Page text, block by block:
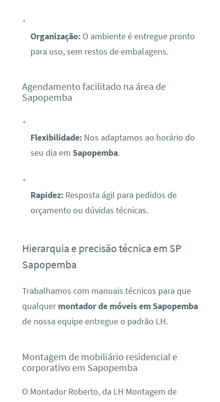
Organização:O ambiente é entregue pronto
para uso, sem restos de embalagens.
Agendamento facilitado na área de
Sapopemba
Flexibilidade:Nos adaptamos ao horário do
seu dia em Sapopemba.
Rapidez:Resposta ágil para pedidos de
orçamento ou dúvidas técnicas.
Hierarquia e precisão técnica em SP
Sapopemba
Trabalhamos com manuais técnicos para que
qualquermontador de móveis em Sapopemba
de nossa equipe entregue o padrão LH.
Montagem de mobiliário residencial e
corporativo em Sapopemba
O Montador Roberto, da LH Montagem de